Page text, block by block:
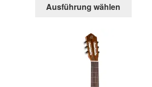
Ausführung wählen